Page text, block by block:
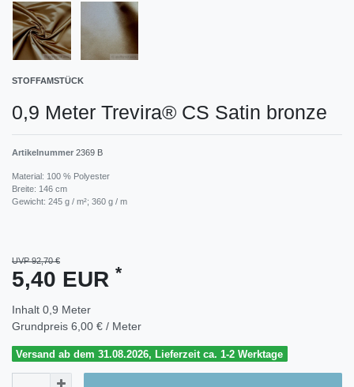
STOFFAMSTÜCK
0,9 Meter Trevira® CS Satin bronze
Artikelnummer 2369 B
Material: 100 % Polyester
Breite: 146 cm
Gewicht: 245 g / m²; 360 g / m
UVP 92,70 €
5,40 EUR *
Inhalt 0,9 Meter
Grundpreis 6,00 € / Meter
Versand ab dem 31.08.2026, Lieferzeit ca. 1-2 Werktage